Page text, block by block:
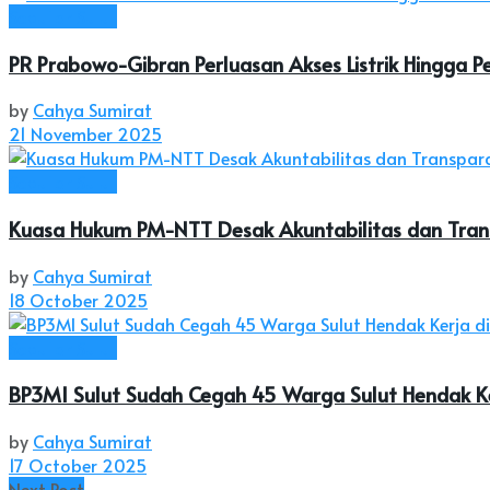
PR Prabowo-Gibran Perluasan Akses Listrik Hingga
by Cahya Sumirat
21 November 2025
Kuasa Hukum PM-NTT Desak Akuntabilitas dan
by Cahya Sumirat
18 October 2025
BP3MI Sulut Sudah Cegah 45 Warga Sulut Hendak
by Cahya Sumirat
17 October 2025